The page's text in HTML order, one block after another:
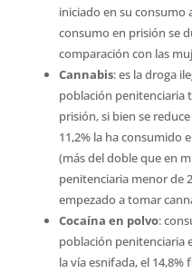
iniciado en su consumo
consumo en prisión se
comparación con las
Cannabis: es la droga
población penitenciaria
prisión, si bien se
11,2% la ha consumido
(más del doble que en
penitenciaria menor de
empezado a tomar
Cocaína en polvo:
población penitenciaria
la vía esnifada, el 14,8%